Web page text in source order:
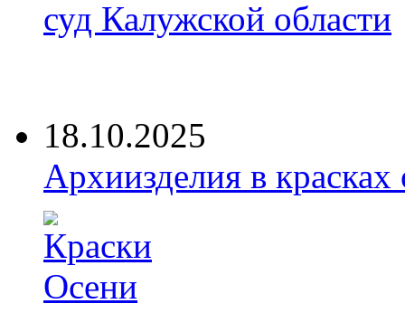
суд Калужской области
18.10.2025
Архиизделия в красках